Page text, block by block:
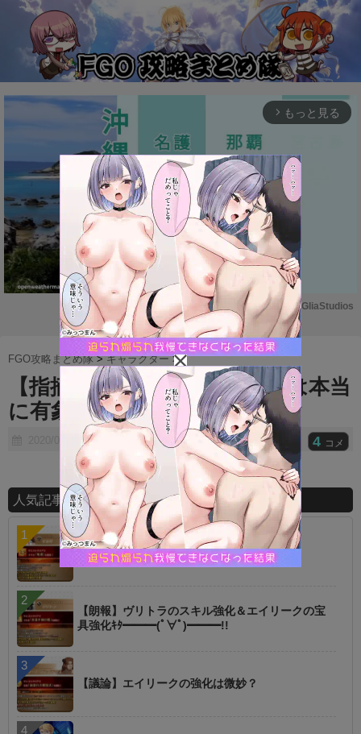
arrow_forward_ios もっと見る
M
u
t
Powered by GliaStudios
FGO攻略まとめ隊 >キャラクター >
【指摘】FGOってこの鯖以外は本当
に有象無象だよなｗｗｗｗｗｗ
2020/07/26 4 コメ
人気記事ランキング
【指摘】卑弥呼の強化はぶっ壊れじゃない？
【朗報】ヴリトラのスキル強化＆エイリークの宝
具強化ｷﾀ━━━(ﾟ∀ﾟ)━━━!!
【議論】エイリークの強化は微妙？